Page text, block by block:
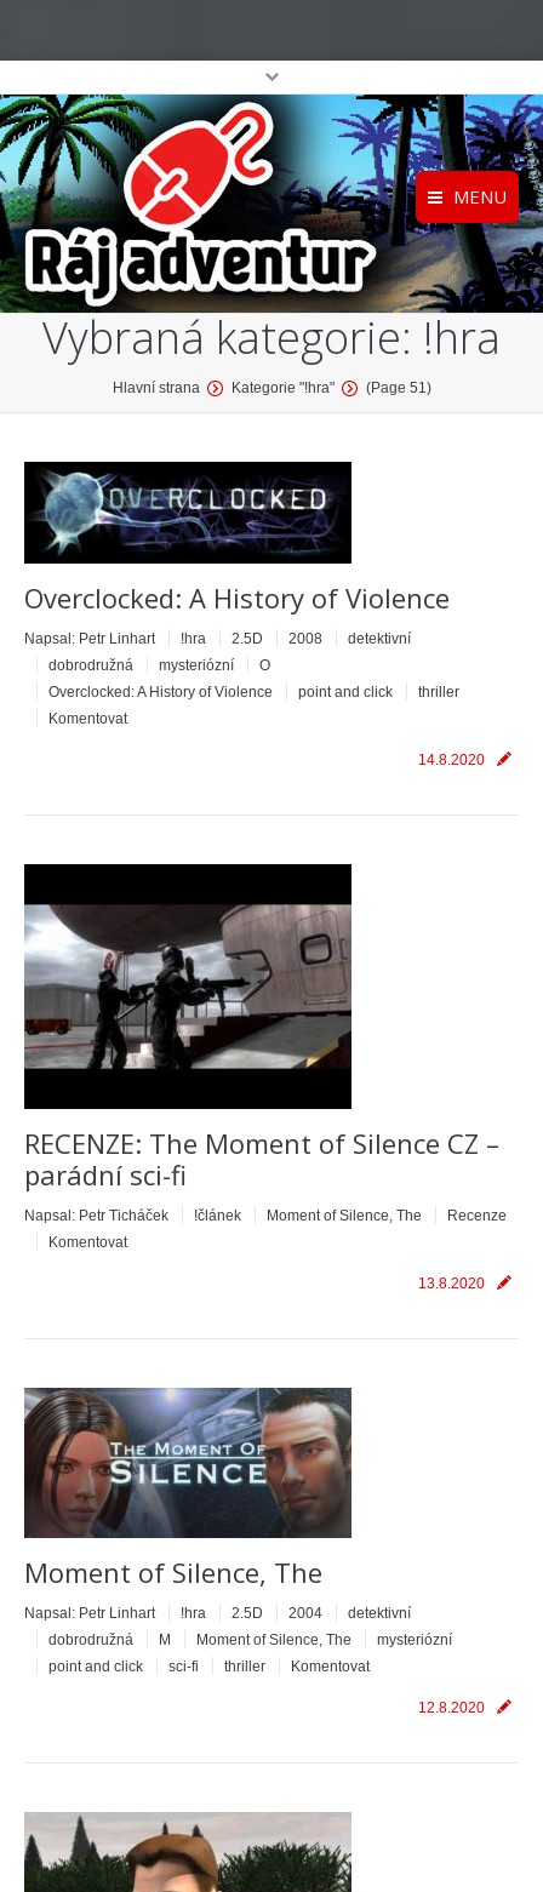
MENU
Registrace Home
O projektu
Katalog her
Vybraná kategorie: !hra
You are here:Hlavní strana Kategorie "!hra" (Page 51)
Overclocked: A History of Violence
Napsal: Petr Linhart !hra 2.5D 2008
detektivní
dobrodružná
mysteriózní
O
Overclocked: A History of Violence
point and click
thriller
Komentovat
14.8.2020
RECENZE: The Moment of Silence CZ –
parádní sci-fi
Napsal: Petr Ticháček !článek Moment of Silence, The
Recenze
Komentovat
13.8.2020
Moment of Silence, The
Napsal: Petr Linhart !hra 2.5D 2004
detektivní
dobrodružná
M Moment of Silence, The
mysteriózní
point and click
sci-fi thriller Komentovat
12.8.2020